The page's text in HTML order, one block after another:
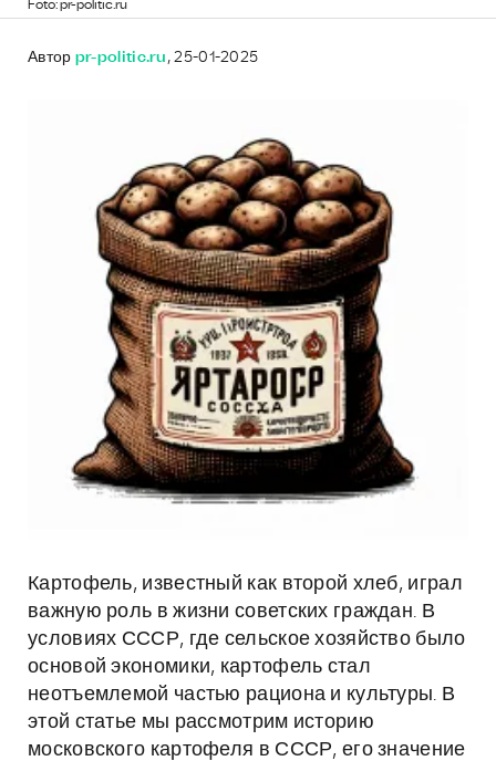
Foto: pr-politic.ru
Автор pr-politic.ru , 25-01-2025
Картофель, известный как второй хлеб, играл
важную роль в жизни советских граждан. В
условиях СССР, где сельское хозяйство было
основой экономики, картофель стал
неотъемлемой частью рациона и культуры. В
этой статье мы рассмотрим историю
московского картофеля в СССР, его значение